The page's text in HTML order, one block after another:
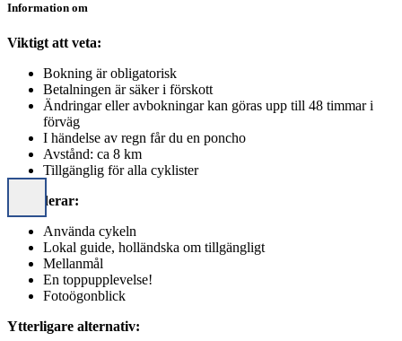
Information om
Viktigt att veta:
Bokning är obligatorisk
Betalningen är säker i förskott
Ändringar eller avbokningar kan göras upp till 48 timmar i
förväg
I händelse av regn får du en poncho
Avstånd: ca 8 km
Tillgänglig för alla cyklister
Inkluderar:
Använda cykeln
Lokal guide, holländska om tillgängligt
Mellanmål
En toppupplevelse!
Fotoögonblick
Ytterligare alternativ: